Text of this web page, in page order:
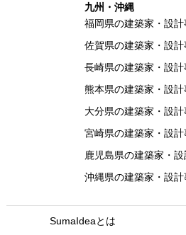
九州・沖縄
福岡県の建築家・設
佐賀県の建築家・設
長崎県の建築家・設
熊本県の建築家・設
大分県の建築家・設
宮崎県の建築家・設
鹿児島県の建築家・
沖縄県の建築家・設
SumaIdeaとは